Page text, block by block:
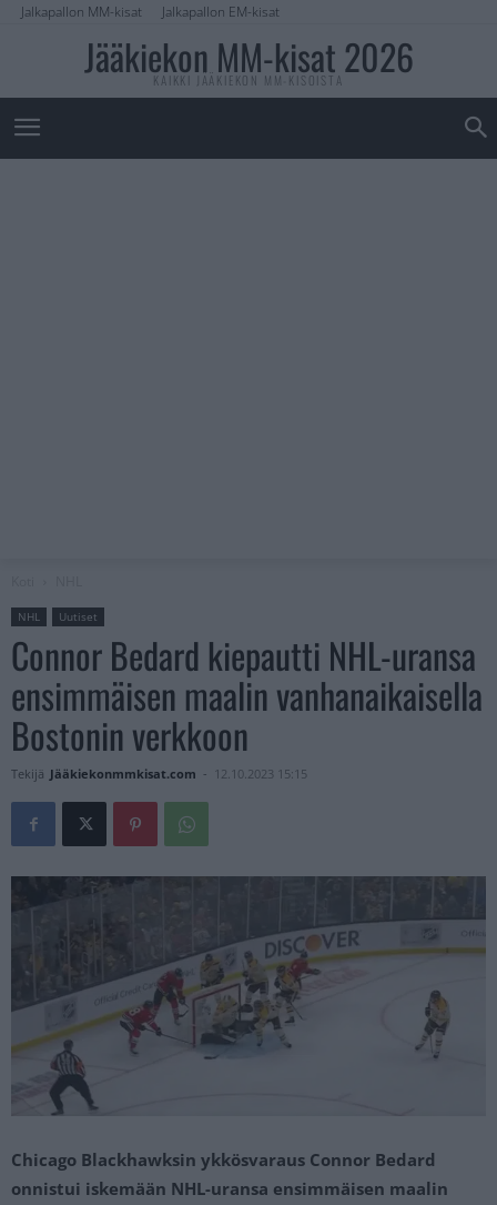
Jalkapallon MM-kisat Jalkapallon EM-kisat
Jääkiekon MM-kisat 2026
KAIKKI JÄÄKIEKON MM-KISOISTA
NHL Uutiset
Connor Bedard kiepautti NHL-uransa
ensimmäisen maalin vanhanaikaisella
Bostonin verkkoon
Tekijä Jääkiekonmmkisat.com - 12.10.2023 15:15
Chicago Blackhawksin ykkösvaraus Connor Bedard
onnistui iskemään NHL-uransa ensimmäisen maalin